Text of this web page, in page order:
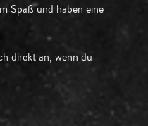
Spaß und haben eine
direkt an, wenn du